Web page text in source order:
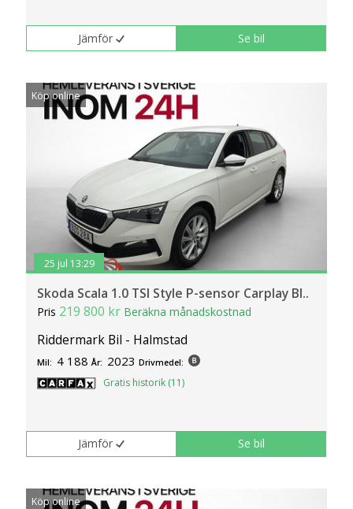
Jämför Se bil
Köp online
25 jul 13:29
Skoda Scala 1.0 TSI Style P-sensor Carplay Bl..
Pris 219 800 kr Beräkna månadskostnad
Riddermark Bil - Halmstad
Mil: 4 188 År: 2023 Drivmedel:
Gratis historik (11)
Jämför Se bil
Köp online